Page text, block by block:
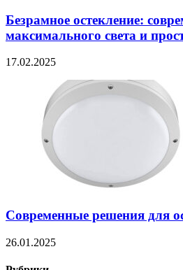
Безрамное остекление:
максимального света и
17.02.2025
Современные решения для
26.01.2025